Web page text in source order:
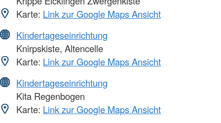
Karte: Link zur Google Maps Ansicht
Kindertageseinrichtung
Knirpskiste, Altencelle
Karte: Link zur Google Maps Ansicht
Kindertageseinrichtung
Kita Regenbogen
Karte: Link zur Google Maps Ansicht